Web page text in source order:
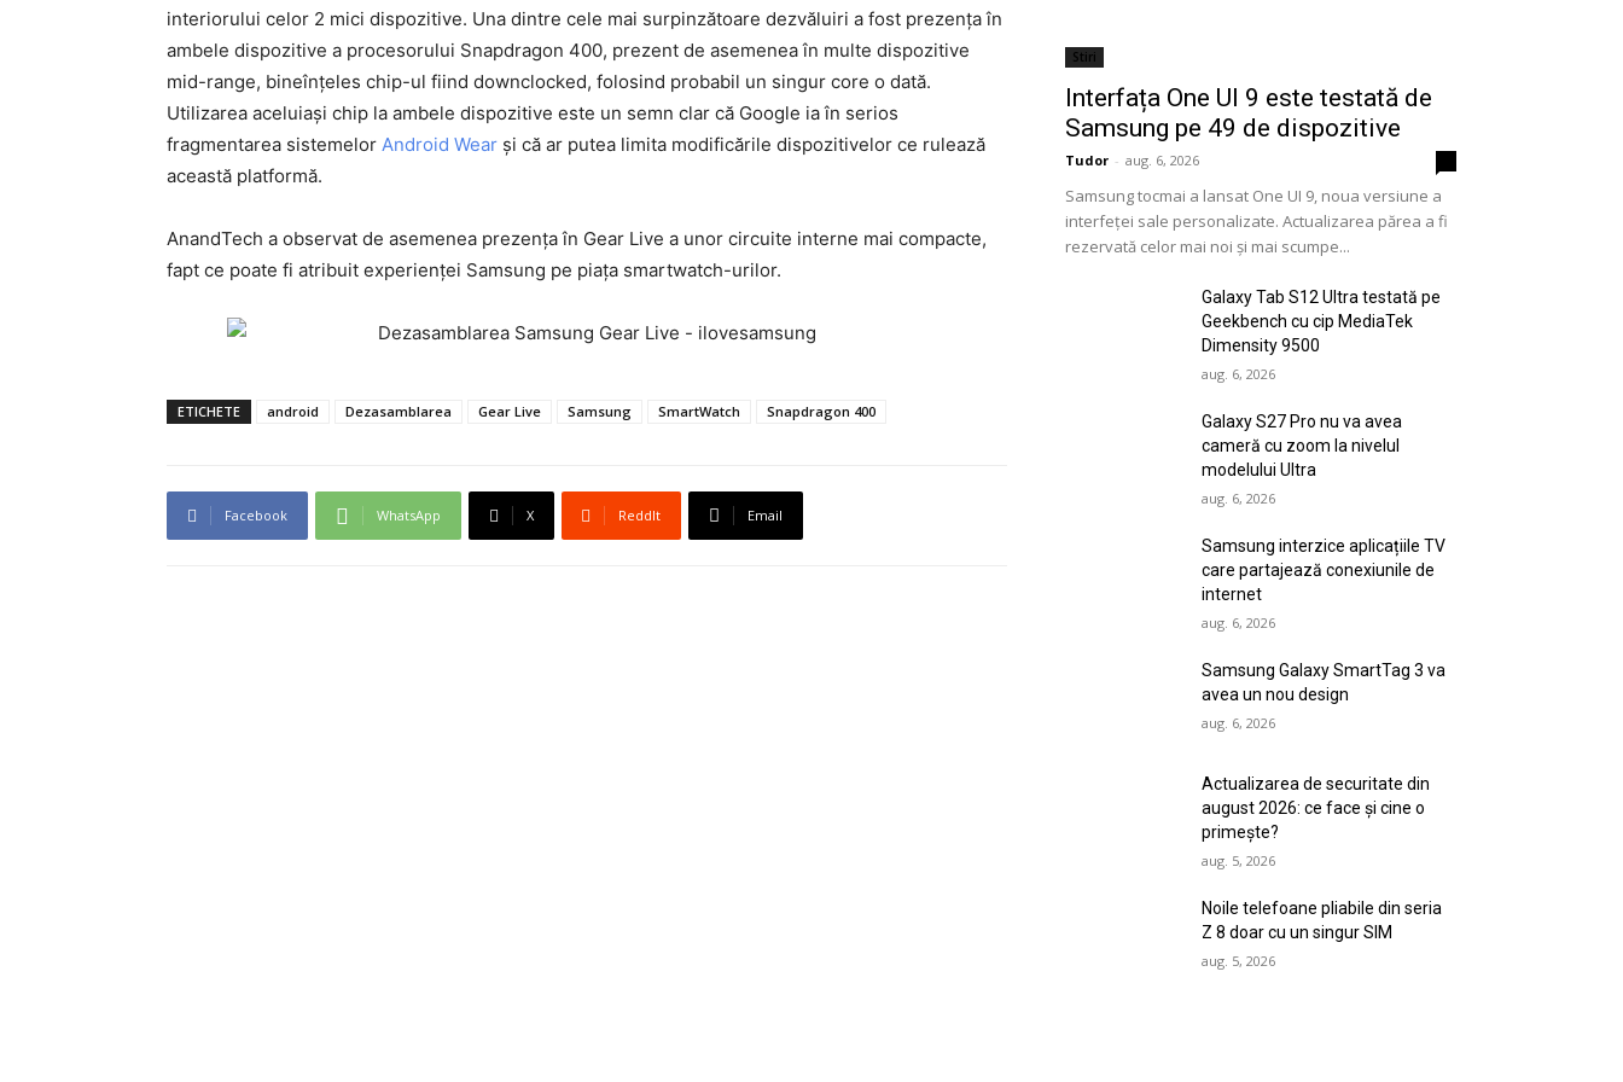
interiorului celor 2 mici dispozitive. Una dintre cele mai surpinzătoare dezvăluiri a fost prezența în
ambele dispozitive a procesorului Snapdragon 400, prezent de asemenea în multe dispozitive
mid-range, bineînțeles chip-ul fiind downclocked, folosind probabil un singur core o dată.
Utilizarea aceluiași chip la ambele dispozitive este un semn clar că Google ia în serios
fragmentarea sistemelor Android Wear și că ar putea limita modificările dispozitivelor ce rulează
această platformă.
AnandTech a observat de asemenea prezența în Gear Live a unor circuite interne mai compacte,
fapt ce poate fi atribuit experienței Samsung pe piața smartwatch-urilor.
ETICHETE android Dezasamblarea Gear Live Samsung SmartWatch Snapdragon 400
Facebook WhatsApp X ReddIt Email
Stiri
Interfața One UI 9 este testată de
Samsung pe 49 de dispozitive
Tudor - aug. 6, 2026
Samsung tocmai a lansat One UI 9, noua versiune a
interfeței sale personalizate. Actualizarea părea a fi
rezervată celor mai noi și mai scumpe...
Galaxy Tab S12 Ultra testată pe
Geekbench cu cip MediaTek
Dimensity 9500
aug. 6, 2026
Galaxy S27 Pro nu va avea
cameră cu zoom la nivelul
modelului Ultra
aug. 6, 2026
Samsung interzice aplicațiile TV
care partajează conexiunile de
internet
aug. 6, 2026
Samsung Galaxy SmartTag 3 va
avea un nou design
aug. 6, 2026
Actualizarea de securitate din
august 2026: ce face și cine o
primește?
aug. 5, 2026
Noile telefoane pliabile din seria
Z 8 doar cu un singur SIM
aug. 5, 2026